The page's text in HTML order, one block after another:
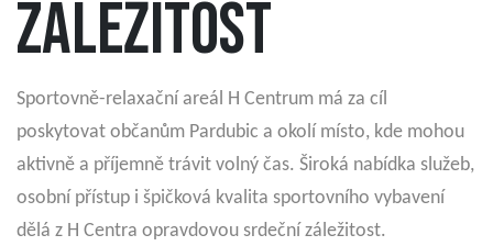
ZÁLEŽITOST
Sportovně-relaxační areál H Centrum má za cíl
poskytovat občanům Pardubic a okolí místo, kde mohou
aktivně a příjemně trávit volný čas. Široká nabídka služeb,
osobní přístup i špičková kvalita sportovního vybavení
dělá z H Centra opravdovou srdeční záležitost.